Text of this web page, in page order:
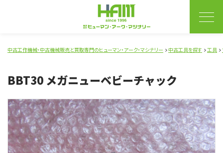
中古工作機械・中古機械販売と買取専門のヒューマン・アーク・マシナリー 中古工具を探す 工具
BBT30 メガニューベビーチャック